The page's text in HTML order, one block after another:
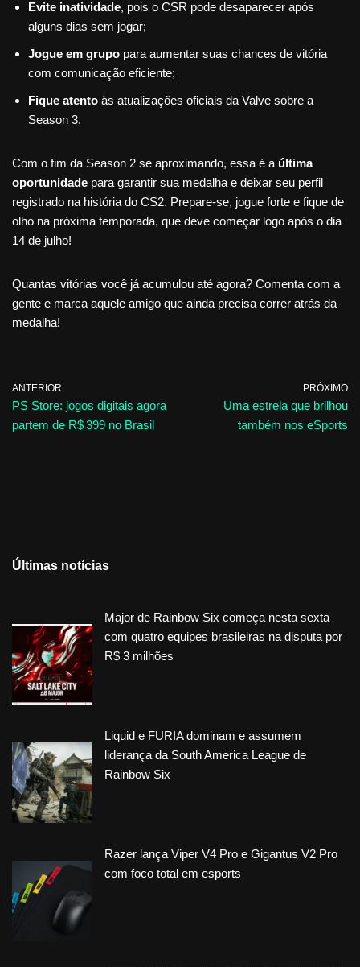
Evite inatividade, pois o CSR pode desaparecer após
alguns dias sem jogar;
Jogue em grupo para aumentar suas chances de vitória
com comunicação eficiente;
Fique atento às atualizações oficiais da Valve sobre a
Season 3.
Com o fim da Season 2 se aproximando, essa é a última
oportunidade para garantir sua medalha e deixar seu perfil
registrado na história do CS2. Prepare-se, jogue forte e fique de
olho na próxima temporada, que deve começar logo após o dia
14 de julho!
Quantas vitórias você já acumulou até agora? Comenta com a
gente e marca aquele amigo que ainda precisa correr atrás da
medalha!
ANTERIOR
PS Store: jogos digitais agora
partem de R$ 399 no Brasil
PRÓXIMO
Uma estrela que brilhou
também nos eSports
Últimas notícias
Major de Rainbow Six começa nesta sexta
com quatro equipes brasileiras na disputa por
R$ 3 milhões
Liquid e FURIA dominam e assumem
liderança da South America League de
Rainbow Six
Razer lança Viper V4 Pro e Gigantus V2 Pro
com foco total em esports